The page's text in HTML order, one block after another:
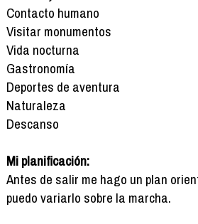
Contacto humano
Visitar monumentos
Vida nocturna
Gastronomía
Deportes de aventura
Naturaleza
Descanso
Mi planificación:
Antes de salir me hago un plan
puedo variarlo sobre la marcha.